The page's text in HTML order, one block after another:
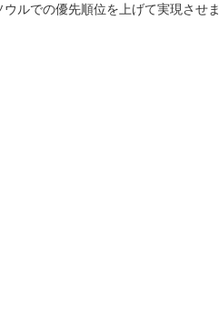
ルでの優先順位を上げて実現させま